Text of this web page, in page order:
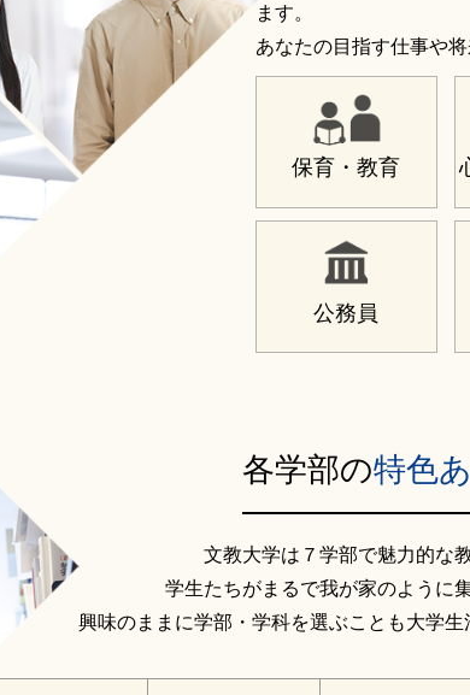
ます。
あなたの目指す仕事や
保育・教育
公務員
各学部の特色
文教大学は７学部で魅力的な
学生たちがまるで我が家のように
興味のままに学部・学科を選ぶことも大学生